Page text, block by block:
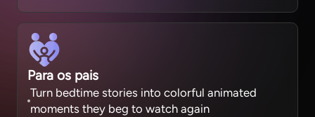
Para os pais
Turn bedtime stories into colorful animated
moments they beg to watch again